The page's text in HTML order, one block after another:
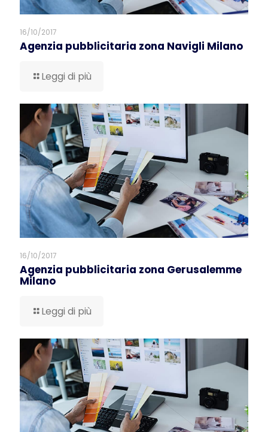
16/10/2017
Agenzia pubblicitaria zona Navigli Milano
Leggi di più
16/10/2017
Agenzia pubblicitaria zona Gerusalemme
Milano
Leggi di più